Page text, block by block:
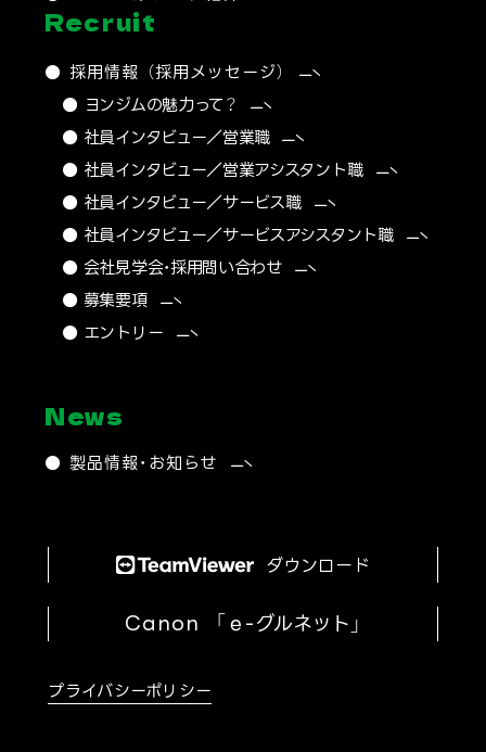
Recruit
● 採用情報 （採用メッセージ）
● ヨンジムの魅力って？
● 社員インタビュー／営業職
● 社員インタビュー／営業アシスタント職
● 社員インタビュー／サービス職
● 社員インタビュー／サービスアシスタント職
● 会社見学会・採用問い合わせ
● 募集要項
● エントリー
News
● 製品情報・お知らせ
ダウンロード
Canon 「ｅ-グルネット」
プライバシーポリシー